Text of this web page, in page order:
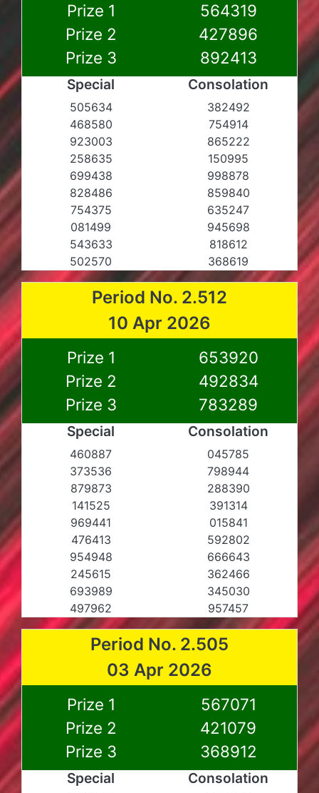
Prize 1
564319
Prize 2
427896
Prize 3
892413
Special
505634
468580
923003
258635
699438
828486
754375
081499
543633
502570
Consolation
382492
754914
865222
150995
998878
859840
635247
945698
818612
368619
Period No. 2.512
10 Apr 2026
Prize 1
653920
Prize 2
492834
Prize 3
783289
Special
460887
373536
879873
141525
969441
476413
954948
245615
693989
497962
Consolation
045785
798944
288390
391314
015841
592802
666643
362466
345030
957457
Period No. 2.505
03 Apr 2026
Prize 1
567071
Prize 2
421079
Prize 3
368912
Special Consolation